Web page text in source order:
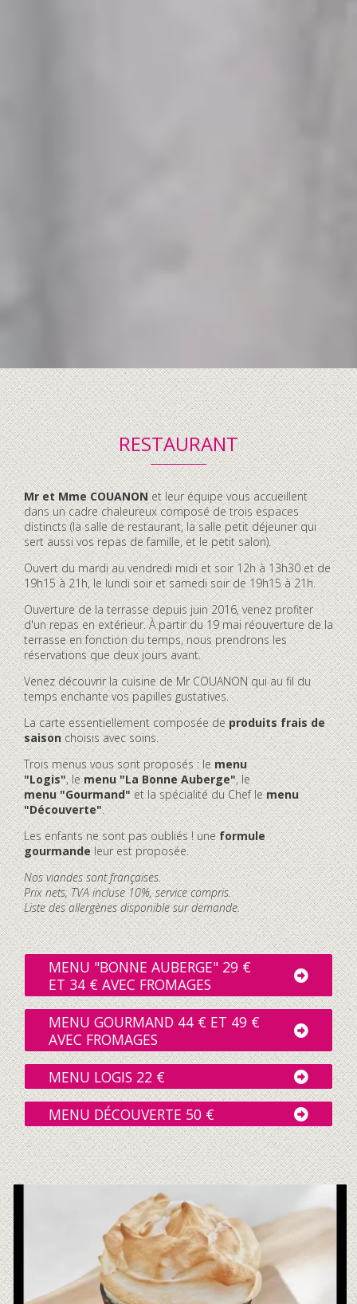
RESTAURANT
Contenu
accordéon
Mr et Mme COUANONet leur équipe vous accueillent
dans un cadre chaleureux composé de trois espaces
distincts (la salle de restaurant, la salle petit déjeuner qui
sert aussi vos repas de famille, et le petit salon).
Ouvert du mardi au vendredi midi et soir 12h à 13h30 et de
19h15 à 21h, le lundi soir et samedi soir de 19h15 à 21h.
Ouverture de la terrasse depuis juin 2016, venez profiter
d'un repas en extérieur. À partir du 19 mai réouverture de la
terrasse en fonction du temps, nous prendrons les
réservations que deux jours avant.
Venez découvrir la cuisine de Mr COUANON qui au fil du
temps enchante vos papilles gustatives.
La carte essentiellement composée deproduits frais de
saisonchoisis avec soins.
Trois menus vous sont proposés : lemenu
"Logis", lemenu "La Bonne Auberge", le
menu "Gourmand"et la spécialité du Chef lemenu
"Découverte".
Les enfants ne sont pas oubliés ! uneformule
gourmandeleur est proposée.
Nos viandes sont françaises.
Prix nets, TVA incluse 10%, service compris.
Liste des allergènes disponible sur demande.
MENU "BONNE AUBERGE" 29 €
ET 34 € AVEC FROMAGES
MENU GOURMAND 44 € ET 49 €
AVEC FROMAGES
MENU LOGIS 22 €
MENU DÉCOUVERTE 50 €